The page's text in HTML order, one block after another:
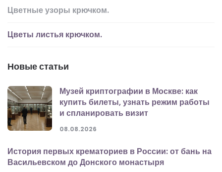
Цветные узоры крючком.
Цветы листья крючком.
Новые статьи
Музей криптографии в Москве: как
купить билеты, узнать режим работы
и спланировать визит
08.08.2026
История первых крематориев в России: от бань на
Васильевском до Донского монастыря